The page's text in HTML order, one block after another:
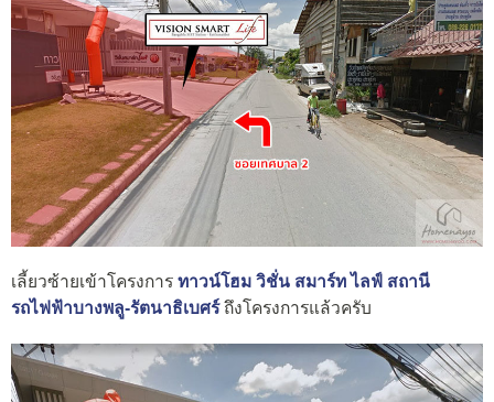
เลี้ยวซ้ายเข้าโครงการ ทาวน์โฮม วิชั่น สมาร์ท ไลฟ์ สถานี
รถไฟฟ้าบางพลู-รัตนาธิเบศร์ถึงโครงการแล้วครับ